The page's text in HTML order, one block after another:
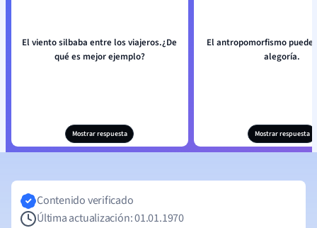
El viento silbaba entre los viajeros.¿De
qué es mejor ejemplo?
Mostrar respuesta
El antropomorfismo puede
alegoría.
Mostrar respuesta
Contenido verificado
Última actualización: 01.01.1970